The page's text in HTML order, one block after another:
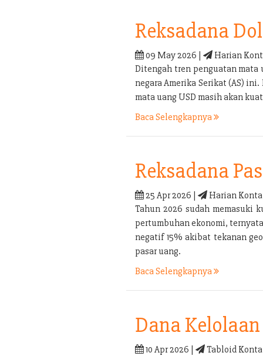
Reksadana
09 May 2026 |
Harian
Ditengah tren penguatan mata
negara Amerika Serikat (AS)
mata uang USD masih akan
Baca Selengkapnya
Reksadana
25 Apr 2026 |
Harian
Tahun 2026 sudah memasuki
pertumbuhan ekonomi,
negatif 15% akibat tekanan
pasar uang.
Baca Selengkapnya
Dana
10 Apr 2026 |
Tabloid